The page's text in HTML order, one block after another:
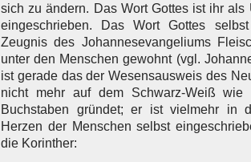
sich zu ändern. Das Wort Gottes ist ihr als
eingeschrieben. Das Wort Gottes
Zeugnis des Johannesevangeliums
unter den Menschen gewohnt (vgl.
ist gerade das der Wesensausweis des
nicht mehr auf dem Schwarz-Weiß wie
Buchstaben gründet; er ist vielmehr in
Herzen der Menschen selbst
die Korinther: